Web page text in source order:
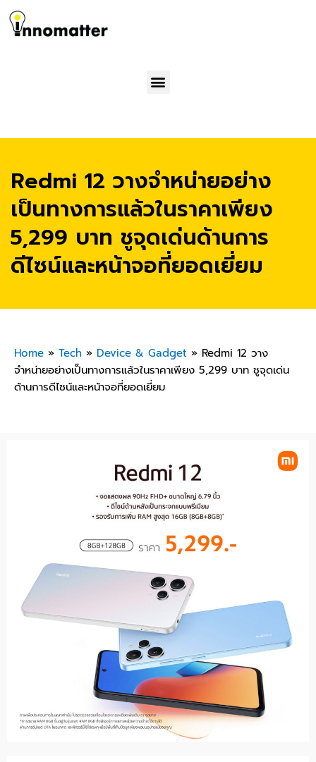
Menu
Redmi 12 วางจำหน่ายอย่าง
เป็นทางการแล้วในราคาเพียง
5,299 บาท ชูจุดเด่นด้านการ
ดีไซน์และหน้าจอที่ยอดเยี่ยม
Home » Tech » Device & Gadget » Redmi 12 วาง
จำหน่ายอย่างเป็นทางการแล้วในราคาเพียง 5,299 บาท ชูจุดเด่น
ด้านการดีไซน์และหน้าจอที่ยอดเยี่ยม